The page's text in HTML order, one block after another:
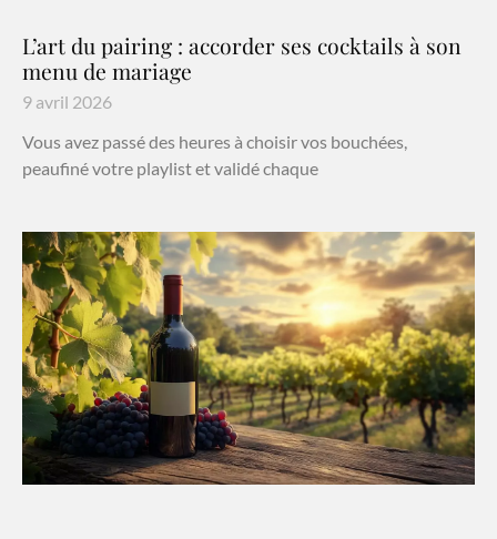
L’art du pairing : accorder ses cocktails à son
menu de mariage
9 avril 2026
Vous avez passé des heures à choisir vos bouchées,
peaufiné votre playlist et validé chaque